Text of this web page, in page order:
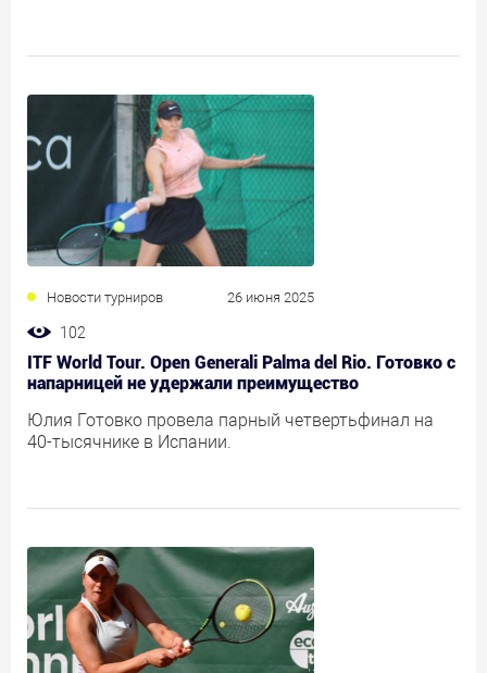
Новости турниров 26 июня 2025
102
ITF World Tour. Open Generali Palma del Rio. Готовко с
напарницей не удержали преимущество
Юлия Готовко провела парный четвертьфинал на
40-тысячнике в Испании.